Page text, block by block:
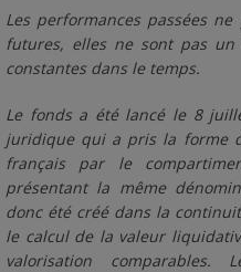
Les performances passées
futures, elles ne sont pas
constantes dans le temps.
Le fonds a été lancé le 8
juridique qui a pris la forme
français par le
présentant la même
donc été créé dans la
le calcul de la valeur
valorisation